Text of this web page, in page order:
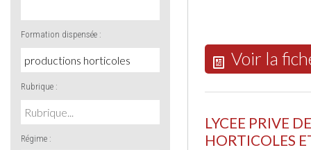
Formation dispensée :
Rubrique :
Régime :
Voir la
LYCEE PRIVE
HORTICOLES